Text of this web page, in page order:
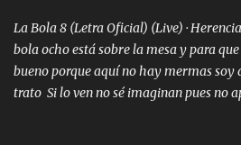
fajado y mi R terciado me van a ver allá
mando un abrazo andamos al cien
Ando en la colonia bien acelerado
fallado para mi compadre mandó un
La Bola 8 (Letra Oficial) (Live) ·
bola ocho está sobre la mesa y para
bueno porque aquí no hay mermas soy
trato Si lo ven no sé imaginan pues no